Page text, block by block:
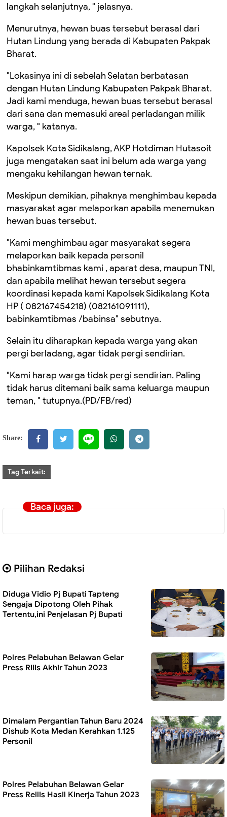
langkah selanjutnya, " jelasnya.
Menurutnya, hewan buas tersebut berasal dari
Hutan Lindung yang berada di Kabupaten Pakpak
Bharat.
"Lokasinya ini di sebelah Selatan berbatasan
dengan Hutan Lindung Kabupaten Pakpak Bharat.
Jadi kami menduga, hewan buas tersebut berasal
dari sana dan memasuki areal perladangan milik
warga, " katanya.
Kapolsek Kota Sidikalang, AKP Hotdiman Hutasoit
juga mengatakan saat ini belum ada warga yang
mengaku kehilangan hewan ternak.
Meskipun demikian, pihaknya menghimbau kepada
masyarakat agar melaporkan apabila menemukan
hewan buas tersebut.
"Kami menghimbau agar masyarakat segera
melaporkan baik kepada personil
bhabinkamtibmas kami , aparat desa, maupun TNI,
dan apabila melihat hewan tersebut segera
koordinasi kepada kami Kapolsek Sidikalang Kota
HP ( 082167454218) (082161091111),
babinkamtibmas /babinsa" sebutnya.
Selain itu diharapkan kepada warga yang akan
pergi berladang, agar tidak pergi sendirian.
"Kami harap warga tidak pergi sendirian. Paling
tidak harus ditemani baik sama keluarga maupun
teman, " tutupnya.(PD/FB/red)
Share:
Tag Terkait:
Baca juga:
Pilihan Redaksi
Diduga Vidio Pj Bupati Tapteng
Sengaja Dipotong Oleh Pihak
Tertentu,ini Penjelasan Pj Bupati
Polres Pelabuhan Belawan Gelar
Press Rilis Akhir Tahun 2023
Dimalam Pergantian Tahun Baru 2024
Dishub Kota Medan Kerahkan 1.125
Personil
Polres Pelabuhan Belawan Gelar
Press Rellis Hasil Kinerja Tahun 2023